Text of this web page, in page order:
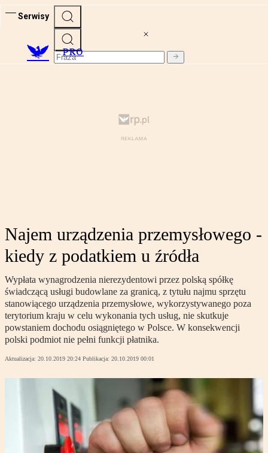
Serwisy
PRO
Najem urządzenia przemysłowego -
kiedy z podatkiem u źródła
Wypłata wynagrodzenia nierezydentowi przez polską spółkę
świadczącą usługi budowlane za granicą, z tytułu najmu sprzętu
stanowiącego urządzenia przemysłowe, wykorzystywanego poza
terytorium kraju w celu wykonania tych usług, nie skutkuje
powstaniem dochodu osiągniętego w Polsce. W konsekwencji
polski podmiot nie pełni funkcji płatnika.
Aktualizacja: 20.10.2019 20:24 Publikacja: 20.10.2019 00:01